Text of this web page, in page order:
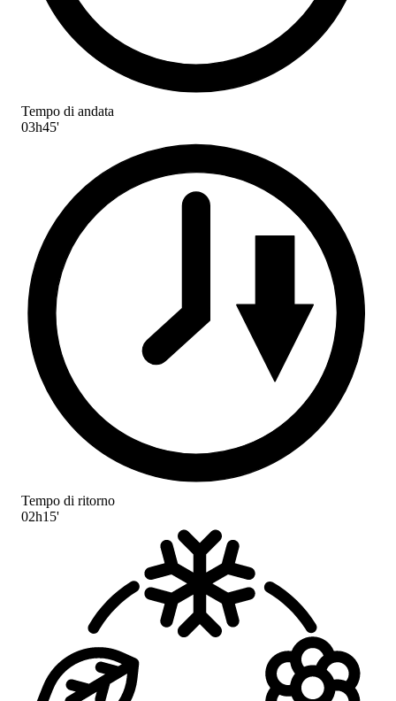
Tempo di andata
03h45'
Tempo di ritorno
02h15'